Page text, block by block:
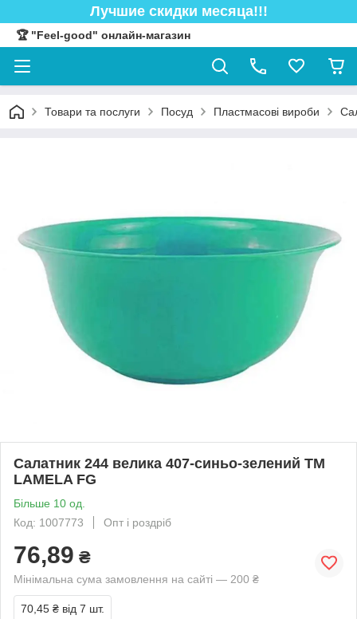
Лучшие скидки месяца!!!
🏆 "Feel-good" онлайн-магазин
Товари та послуги Посуд Пластмасові вироби
Салатник 244 велика 407-синьо-зелений ТМ
LAMELA FG
Більше 10 од.
Код: 1007773
Опт і роздріб
76,89 ₴
Мінімальна сума замовлення на сайті — 200 ₴
70,45 ₴ від 7 шт.